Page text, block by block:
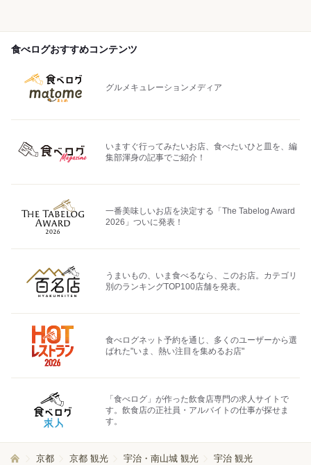
食べログおすすめコンテンツ
グルメキュレーションメディア
いますぐ行ってみたいお店、食べたいひと皿を、編
集部渾身の記事でご紹介！
一番美味しいお店を決定する「The Tabelog Award
2026」ついに発表！
うまいもの、いま食べるなら、このお店。カテゴリ
別のランキングTOP100店舗を発表。
食べログネット予約を通じ、多くのユーザーから選
ばれた"いま、熱い注目を集めるお店"
「食べログ」が作った飲食店専門の求人サイトで
す。飲食店の正社員・アルバイトの仕事が探せま
す。
京都 京都 観光 宇治・南山城 観光 宇治 観光